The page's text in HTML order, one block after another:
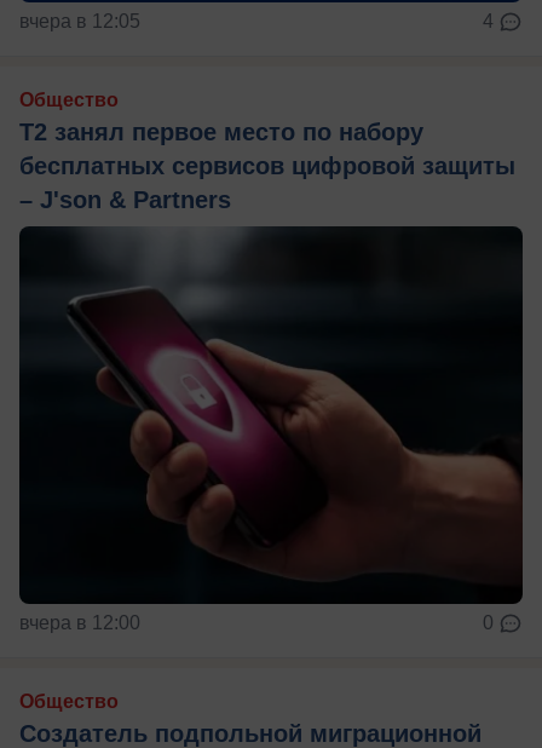
вчера в 12:05 4
Общество
Т2 занял первое место по набору
бесплатных сервисов цифровой защиты
– J'son & Partners
вчера в 12:00 0
Общество
Создатель подпольной миграционной